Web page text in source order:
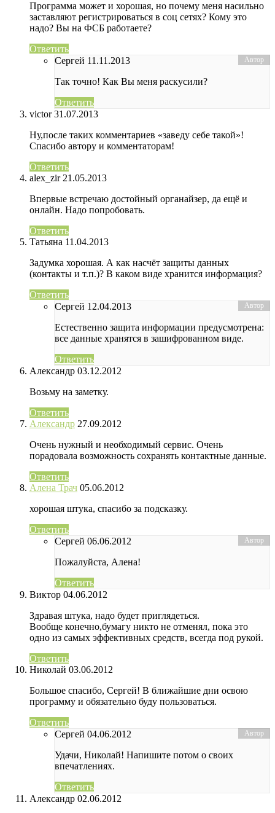
Программа может и хорошая, но почему меня насильно
заставляют регистрироваться в соц сетях? Кому это
надо? Вы на ФСБ работаете?
Ответить
Сергей 11.11.2013
Так точно! Как Вы меня раскусили?
Ответить
victor 31.07.2013
Ну,после таких комментариев «заведу себе такой»!
Спасибо автору и комментаторам!
Ответить
alex_zir 21.05.2013
Впервые встречаю достойный органайзер, да ещё и
онлайн. Надо попробовать.
Ответить
Татьяна 11.04.2013
Задумка хорошая. А как насчёт защиты данных
(контакты и т.п.)? В каком виде хранится информация?
Ответить
Сергей 12.04.2013
Естественно защита информации предусмотрена:
все данные хранятся в зашифрованном виде.
Ответить
Александр 03.12.2012
Возьму на заметку.
Ответить
Александр 27.09.2012
Очень нужный и необходимый сервис. Очень
порадовала возможность сохранять контактные данные.
Ответить
Алена Трач 05.06.2012
хорошая штука, спасибо за подсказку.
Ответить
Сергей 06.06.2012
Пожалуйста, Алена!
Ответить
Виктор 04.06.2012
Здравая штука, надо будет приглядеться.
Вообще конечно,бумагу никто не отменял, пока это
одно из самых эффективных средств, всегда под рукой.
Ответить
Николай 03.06.2012
Большое спасибо, Сергей! В ближайшие дни освою
программу и обязательно буду пользоваться.
Ответить
Сергей 04.06.2012
Удачи, Николай! Напишите потом о своих
впечатлениях.
Ответить
Александр 02.06.2012